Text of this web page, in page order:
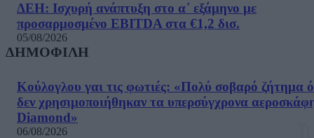
ΔΕΗ: Ισχυρή ανάπτυξη στο α΄ εξάμηνο με
προσαρμοσμένο EBITDA στα €1,2 δισ.
05/08/2026
ΔΗΜΟΦΙΛΗ
Κούλογλου γαι τις φωτιές: «Πολύ σοβαρό ζήτημα
δεν χρησιμοποιήθηκαν τα υπερσύγχρονα
Diamond»
06/08/2026